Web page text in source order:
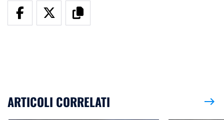
ARTICOLI CORRELATI east